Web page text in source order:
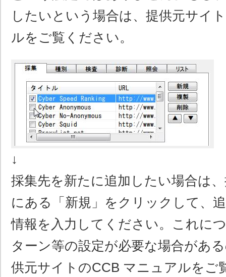
したいという場合は、提供元サイ
ルをご覧ください。
↓
採集先を新たに追加したい場合は
にある「新規」をクリックして、
情報を入力してください。これに
ターン等の設定が必要な場合があ
供元サイトのCCB マニュアルをご